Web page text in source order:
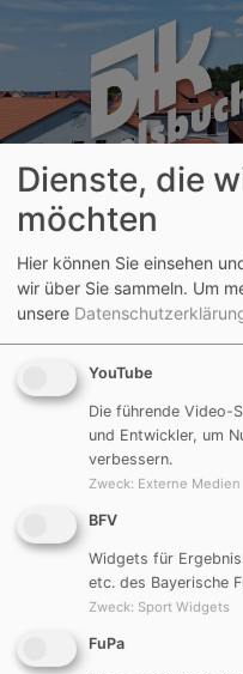
Aktuelle Seite:Verein
Internet
Göggelsbuch
09.03.2015
Die FFW Göggelsbuch
erneuert.
Unter folgenden Link
Feuerwehr informieren:
http://feuerwehr-
Viel Spass beim stöbern.
09.03.2015 (RR)
Dienste, die
möchten
Hier können Sie einsehen
wir über Sie sammeln. Um
unsere
YouTube
Die führende Video-
und Entwickler, um
verbessern.
Zweck: Externe Medien
BFV
Widgets für
etc. des Bayerische
Zweck: Sport Widgets
FuPa